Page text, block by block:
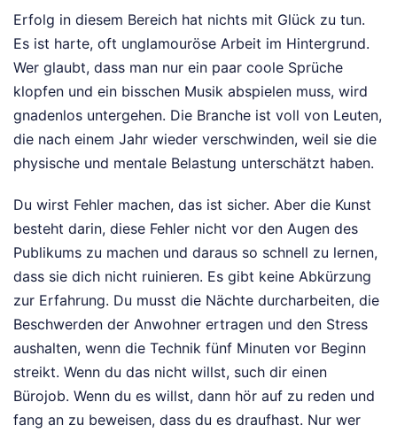
Erfolg in diesem Bereich hat nichts mit Glück zu tun.
Es ist harte, oft unglamouröse Arbeit im Hintergrund.
Wer glaubt, dass man nur ein paar coole Sprüche
klopfen und ein bisschen Musik abspielen muss, wird
gnadenlos untergehen. Die Branche ist voll von Leuten,
die nach einem Jahr wieder verschwinden, weil sie die
physische und mentale Belastung unterschätzt haben.
Du wirst Fehler machen, das ist sicher. Aber die Kunst
besteht darin, diese Fehler nicht vor den Augen des
Publikums zu machen und daraus so schnell zu lernen,
dass sie dich nicht ruinieren. Es gibt keine Abkürzung
zur Erfahrung. Du musst die Nächte durcharbeiten, die
Beschwerden der Anwohner ertragen und den Stress
aushalten, wenn die Technik fünf Minuten vor Beginn
streikt. Wenn du das nicht willst, such dir einen
Bürojob. Wenn du es willst, dann hör auf zu reden und
fang an zu beweisen, dass du es draufhast. Nur wer